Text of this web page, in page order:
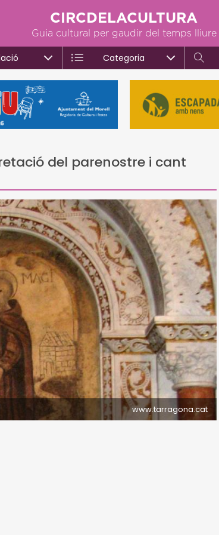
CIRCDELACULTURA
Guia cultural per gaudir del temps lliure
Categoria
del parenostre i cant
www.tarragona.cat